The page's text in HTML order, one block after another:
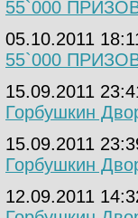
55`000
05.10.2011
55`000
15.09.2011
Горбушкин
15.09.2011
Горбушкин
12.09.2011